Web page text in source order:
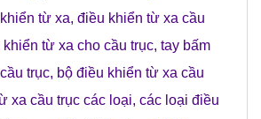
từ xa, điều khiển từ xa cầu
khiển từ xa cho cầu trục, tay bấm
trục, bộ điều khiển từ xa cầu
xa cầu trục các loại, các loại điều